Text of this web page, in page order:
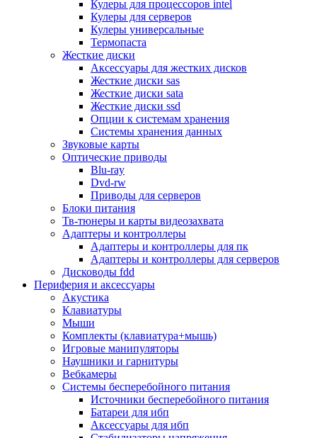
Микрофоны
Элементы питания, батарейки
Портмоне, боксы, стойки для дисков
Презентеры
Виртуальные очки
Аксессуары и опции для ноутбуков
Клавиатуры для ноутбуков
Сумки
Адаптеры и зарядные устройства
Подставки
Док станции, порт репликаторы
Батареи
Разное
Носители информации
Внешние жесткие диски
Карты памяти
Оптические носители
Blu-ray
Cd-r
Cd-rw
Dvd-r
Dvdrw
Серверы
Программное обеспечение
Операционные системы
Антивирусное по
Офисные приложения
Неттопы, тонкие клиенты, платформы nuc
Микрокомпьютеры
Опции для компьютеров
Бытовая техника
Кухонная техника
Кулеры для процессоров intel
Кулеры для серверов
Кулеры универсальные
Термопаста
Жесткие диски
Аксессуары для жестких дисков
Жесткие диски sas
Жесткие диски sata
Жесткие диски ssd
Опции к системам хранения
Системы хранения данных
Звуковые карты
Оптические приводы
Blu-ray
Dvd-rw
Приводы для серверов
Блоки питания
Тв-тюнеры и карты видеозахвата
Адаптеры и контроллеры
Адаптеры и контроллеры для пк
Адаптеры и контроллеры для серверов
Дисководы fdd
Периферия и аксессуары
Акустика
Клавиатуры
Мыши
Комплекты (клавиатура+мышь)
Игровые манипуляторы
Наушники и гарнитуры
Вебкамеры
Системы бесперебойного питания
Источники бесперебойного питания
Батареи для ибп
Аксессуары для ибп